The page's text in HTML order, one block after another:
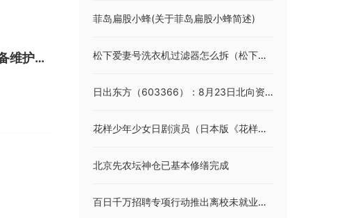
兰州市退役军人事务局内部办公局域网络和信息终端设备维护项目成交公告
菲岛扁股小蜂(关于菲岛扁股小蜂简述)
松下爱妻号洗衣机过滤器怎么拆（松下爱妻号洗衣机）
日出东方（603366）：8月23日北向资金减持108.85万股
花样少年少女日剧演员（日本版《花样少年少女》各位演员的名字）
北京先农坛神仓已基本修缮完成
百日千万招聘专项行动推出离校未就业毕业生等专场招聘